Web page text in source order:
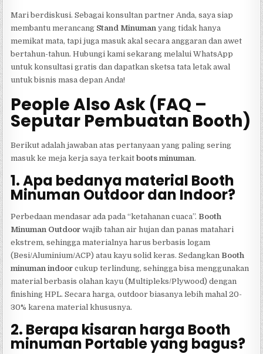
Mari berdiskusi. Sebagai konsultan partner Anda, saya siap
membantu merancang Stand Minuman yang tidak hanya
memikat mata, tapi juga masuk akal secara anggaran dan awet
bertahun-tahun. Hubungi kami sekarang melalui WhatsApp
untuk konsultasi gratis dan dapatkan sketsa tata letak awal
untuk bisnis masa depan Anda!
People Also Ask (FAQ –
Seputar Pembuatan Booth)
Berikut adalah jawaban atas pertanyaan yang paling sering
masuk ke meja kerja saya terkaitboots minuman.
1. Apa bedanya material Booth
Minuman Outdoor dan Indoor?
Perbedaan mendasar ada pada “ketahanan cuaca”. Booth
Minuman Outdoor wajib tahan air hujan dan panas matahari
ekstrem, sehingga materialnya harus berbasis logam
(Besi/Aluminium/ACP) atau kayu solid keras. Sedangkan Booth
minuman indoor cukup terlindung, sehingga bisa menggunakan
material berbasis olahan kayu (Multipleks/Plywood) dengan
finishing HPL. Secara harga, outdoor biasanya lebih mahal 20-
30% karena material khususnya.
2. Berapa kisaran harga Booth
minuman Portable yang bagus?